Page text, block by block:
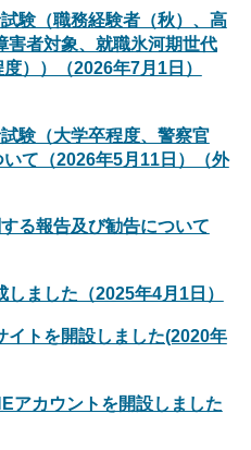
験（職務経験者（秋）、高
害者対象、就職氷河期世代
））（2026年7月1日）
験（大学卒程度、警察官
て（2026年5月11日）（外
る報告及び勧告について
ました（2025年4月1日）
イトを開設しました(2020年
アカウントを開設しました